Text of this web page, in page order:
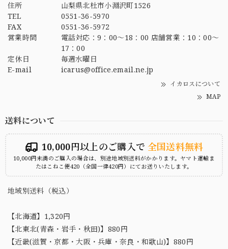
住所
山梨県北杜市小淵沢町1526
TEL
0551-36-5970
FAX
0551-36-5972
営業時間
電話対応：9：00～18：00 店舗営業：10：00～
17：00
定休日
毎週水曜日
E-mail
icarus@office.email.ne.jp
イカロスについて
MAP
送料について
10,000円以上のご購入で 全国送料無料
10,000円未満のご購入の場合は、別途地域別送料がかかります。ヤマト運輸ま
たはこねこ便420（全国一律420円）にてお送りいたします。
地域別送料（税込）
【北海道】1,320円
【北東北(青森・岩手・秋田)】880円
【近畿(滋賀・京都・大阪・兵庫・奈良・和歌山)】880円